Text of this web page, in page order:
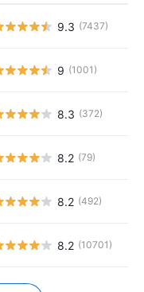
9.3 (7437)
9 (1001)
8.3 (372)
8.2 (79)
8.2 (492)
8.2 (10701)